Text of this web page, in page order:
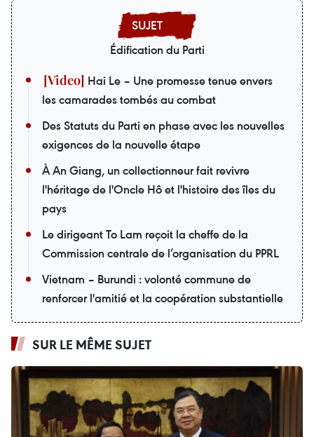
Édification du Parti
Hai Le – Une promesse tenue envers
les camarades tombés au combat
Des Statuts du Parti en phase avec les nouvelles
exigences de la nouvelle étape
À An Giang, un collectionneur fait revivre
l'héritage de l'Oncle Hô et l'histoire des îles du
pays
Le dirigeant To Lam reçoit la cheffe de la
Commission centrale de l’organisation du PPRL
Vietnam – Burundi : volonté commune de
renforcer l'amitié et la coopération substantielle
SUR LE MÊME SUJET